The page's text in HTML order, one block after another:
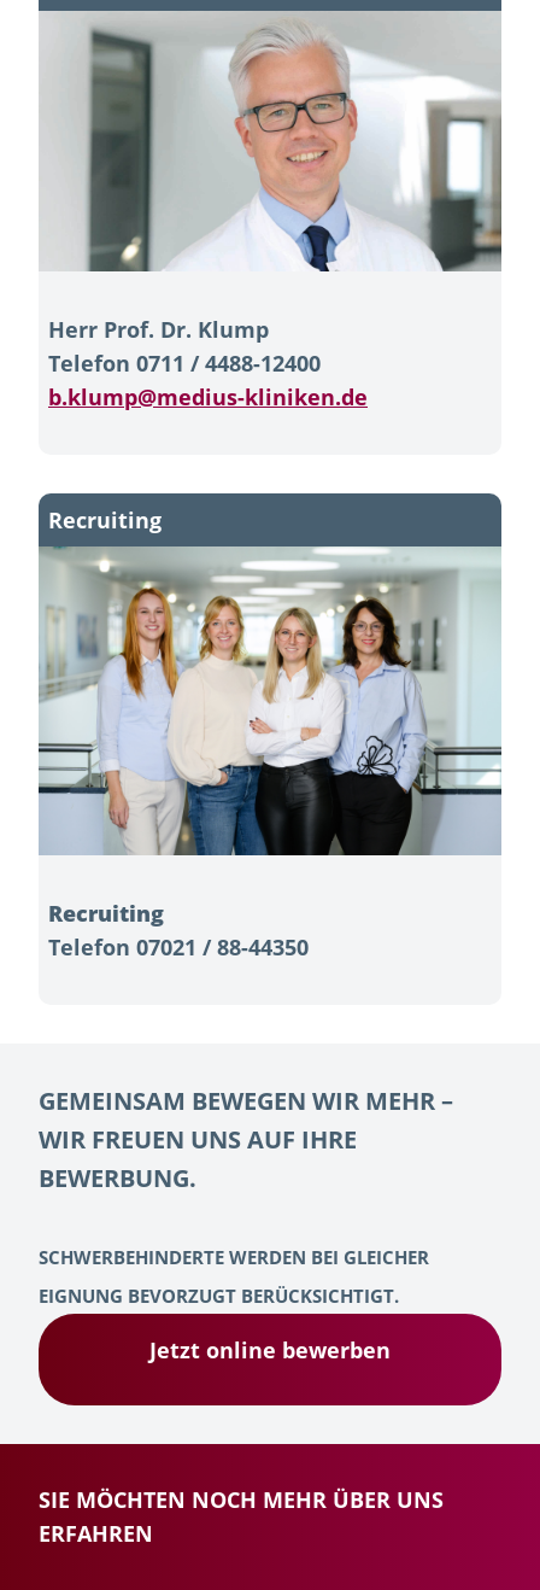
Herr Prof. Dr. Klump
Telefon 0711 / 4488-12400
b.klump@medius-kliniken.de
Recruiting
Recruiting
Telefon 07021 / 88-44350
GEMEINSAM BEWEGEN WIR MEHR –
WIR FREUEN UNS AUF IHRE
BEWERBUNG.
SCHWERBEHINDERTE WERDEN BEI GLEICHER
EIGNUNG BEVORZUGT BERÜCKSICHTIGT.
Jetzt online bewerben
SIE MÖCHTEN NOCH MEHR ÜBER UNS
ERFAHREN